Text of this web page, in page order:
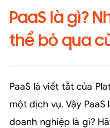
PaaS là gì?
thể bỏ qua
PaaS là viết tắt của
một dịch vụ. Vậy PaaS
doanh nghiệp là gì?